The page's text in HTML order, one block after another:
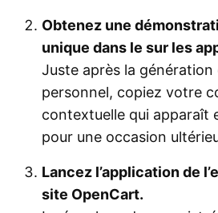
Obtenez une
unique dans le sur les
Juste après la
personnel, copiez votre
contextuelle qui apparaît
pour une occasion
Lancez l’application de
site OpenCart.